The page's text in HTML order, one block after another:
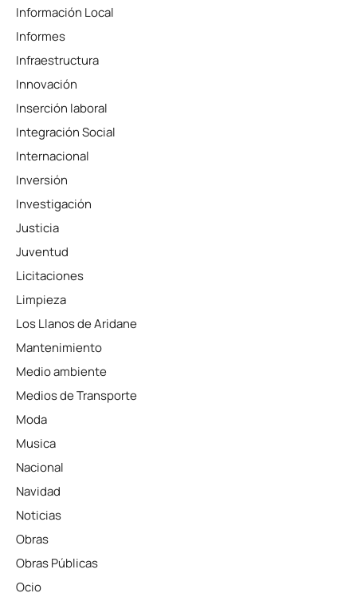
Información Local
Informes
Infraestructura
Innovación
Inserción laboral
Integración Social
Internacional
Inversión
Investigación
Justicia
Juventud
Licitaciones
Limpieza
Los Llanos de Aridane
Mantenimiento
Medio ambiente
Medios de Transporte
Moda
Musica
Nacional
Navidad
Noticias
Obras
Obras Públicas
Ocio